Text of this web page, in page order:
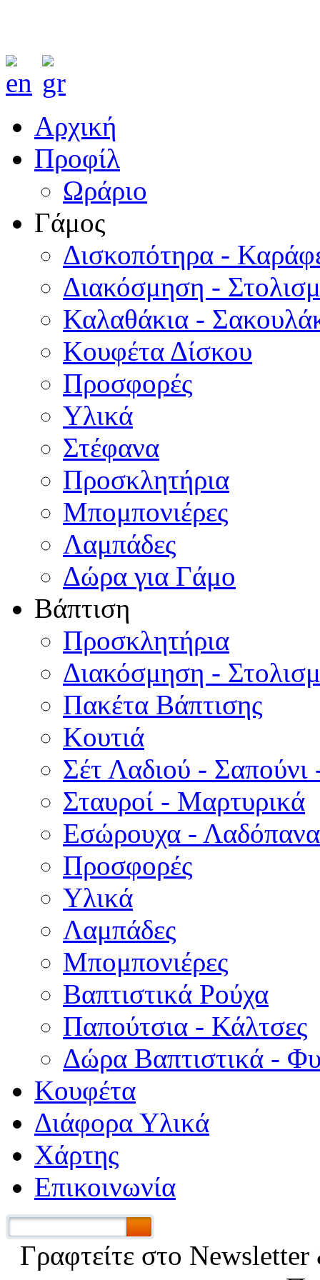
Αρχική
Προφίλ
Ωράριο
Γάμος
Δισκοπότηρα -
Διακόσμηση -
Καλαθάκια -
Κουφέτα Δίσκου
Προσφορές
Υλικά
Στέφανα
Προσκλητήρια
Μπομπονιέρες
Λαμπάδες
Δώρα για Γάμο
Βάπτιση
Προσκλητήρια
Διακόσμηση -
Πακέτα Βάπτισης
Κουτιά
Σέτ Λαδιού - Σαπούνι
Σταυροί - Μαρτυρικά
Εσώρουχα -
Προσφορές
Υλικά
Λαμπάδες
Μπομπονιέρες
Βαπτιστικά Ρούχα
Παπούτσια - Κάλτσες
Δώρα Βαπτιστικά -
Κουφέτα
Διάφορα Υλικά
Χάρτης
Επικοινωνία
Γραφτείτε στο Νewsletter